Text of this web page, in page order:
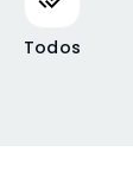
Todos